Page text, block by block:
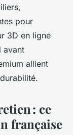
pour
3D en ligne
avant
allient
: ce
française